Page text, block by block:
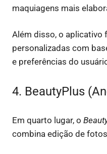
maquiagens mais
Além disso, o aplicativo
personalizadas com
e preferências do
4. BeautyPlus
Em quarto lugar, o
combina edição de